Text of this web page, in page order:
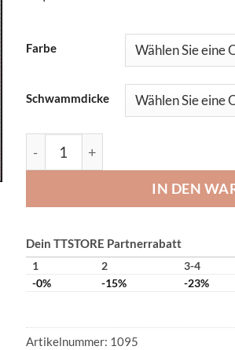
Farbe
Schwammdicke
Xiom Vega Elite Menge
IN DEN
Dein TTSTORE Partnerrabatt
1 2 3-4
-0%
-15% -23%
Artikelnummer: 1095